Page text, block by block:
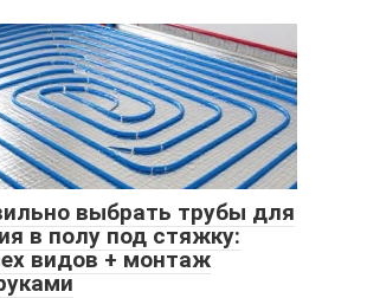
выбрать трубы для
в полу под стяжку:
видов + монтаж